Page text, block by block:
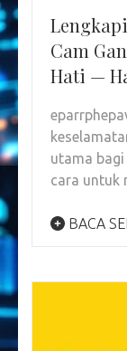
Cam
Hati —
utama bagi
cara untuk
BACA